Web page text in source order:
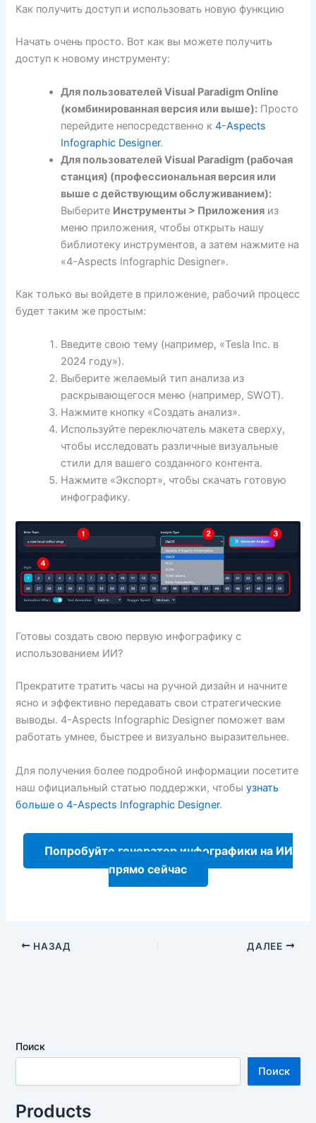
Как получить доступ и использовать новую функцию
Начать очень просто. Вот как вы можете получить
доступ к новому инструменту:
Для пользователей Visual Paradigm Online
(комбинированная версия или выше): Просто
перейдите непосредственно к4-Aspects
Infographic Designer.
Для пользователей Visual Paradigm (рабочая
станция) (профессиональная версия или
выше с действующим обслуживанием):
Выберите Инструменты > Приложения из
меню приложения, чтобы открыть нашу
библиотеку инструментов, а затем нажмите на
«4-Aspects Infographic Designer».
Как только вы войдете в приложение, рабочий процесс
будет таким же простым:
Введите свою тему (например, «Tesla Inc. в
2024 году»).
Выберите желаемый тип анализа из
раскрывающегося меню (например, SWOT).
Нажмите кнопку «Создать анализ».
Используйте переключатель макета сверху,
чтобы исследовать различные визуальные
стили для вашего созданного контента.
Нажмите «Экспорт», чтобы скачать готовую
инфографику.
Готовы создать свою первую инфографику с
использованием ИИ?
Прекратите тратить часы на ручной дизайн и начните
ясно и эффективно передавать свои стратегические
выводы. 4-Aspects Infographic Designer поможет вам
работать умнее, быстрее и визуально выразительнее.
Для получения более подробной информации посетите
наш официальный статью поддержки, чтобыузнать
больше о 4-Aspects Infographic Designer.
Попробуйте генератор инфографики на ИИ
прямо сейчас
НАЗАД ДАЛЕЕ
Поиск
Поиск
Products